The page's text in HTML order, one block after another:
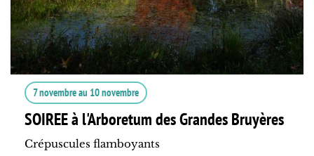
7 novembreau 10 novembre
SOIREE à l'Arboretum des Grandes Bruyères
Crépuscules flamboyants